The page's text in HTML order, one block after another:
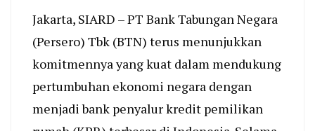
Jakarta, SIARD – PT Bank Tabungan Negara
(Persero) Tbk (BTN) terus menunjukkan
komitmennya yang kuat dalam mendukung
pertumbuhan ekonomi negara dengan
menjadi bank penyalur kredit pemilikan